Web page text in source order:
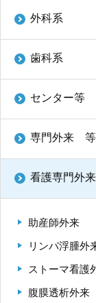
〒
再 診／8：15～
8：20
※九州大学病院は敷
外科系
歯科系
センター等
専門外来 等
看護専門外来
助産師外来
リンパ浮腫外
ストーマ看護
腹膜透析外来